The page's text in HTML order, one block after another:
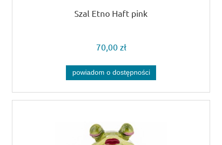
Szal Etno Haft pink
70,00 zł
powiadom o dostępności